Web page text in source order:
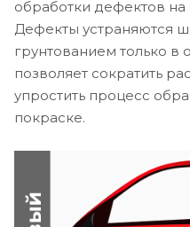
обработки дефектов на
Дефекты устраняются
грунтованием только в
позволяет сократить
упростить процесс
покраске.